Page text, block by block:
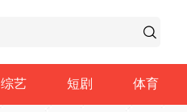
综艺 短剧 体育